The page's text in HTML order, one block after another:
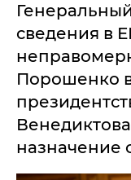
сведения в
Порошенко
назначение